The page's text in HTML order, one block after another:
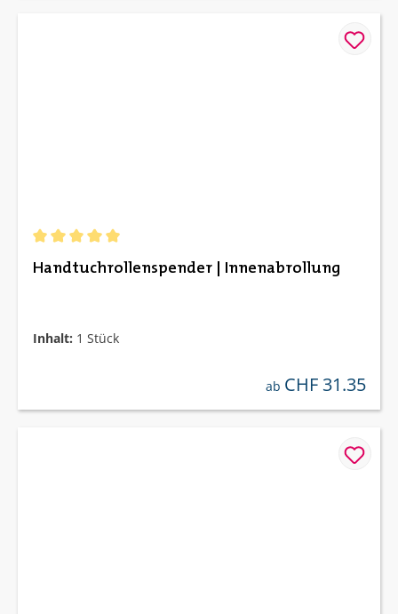
Handtuchrollenspender | Innenabrollung
Inhalt: 1 Stück
regulärer preis:
ab CHF 31.35